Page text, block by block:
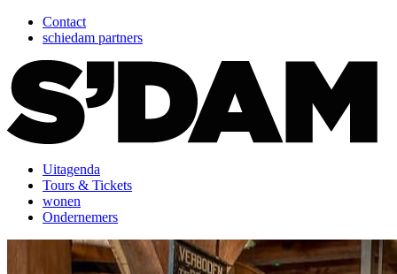
Contact
schiedam partners
Uitagenda
Tours & Tickets
wonen
Ondernemers